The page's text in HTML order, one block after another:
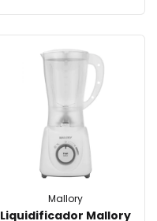
Mallory
Liquidificador Mallory